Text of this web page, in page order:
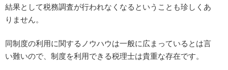
結果として税務調査が行われなくなるということも珍しくあ
りません。
同制度の利用に関するノウハウは一般に広まっているとは言
い難いので、制度を利用できる税理士は貴重な存在です。